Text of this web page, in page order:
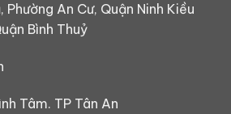
Phường An Cư, Quận Ninh Kiều
Bình Thuỷ
Tâm. TP Tân An